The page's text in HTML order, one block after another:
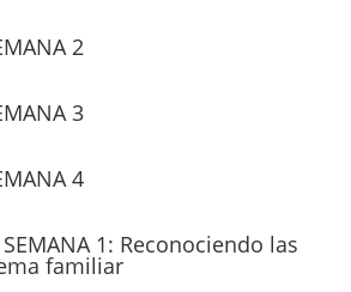
Medicina
General.
Sur.
de la serpiente.
de Piel-
N1 Sur
2
2 Mamaichis
parte 1
3
semana 3
historia
4
4
SEMANA 1: Reconociendo las
familiar